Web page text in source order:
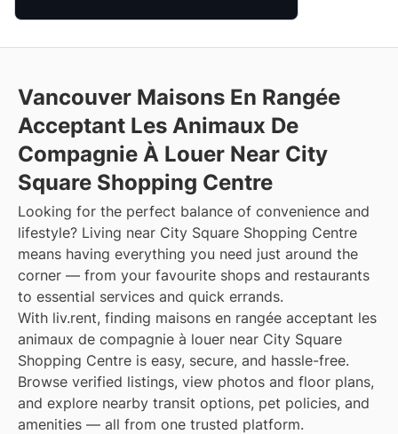
Vancouver Maisons En Rangée
Acceptant Les Animaux De
Compagnie À Louer Near City
Square Shopping Centre
Looking for the perfect balance of convenience and
lifestyle? Living near City Square Shopping Centre
means having everything you need just around the
corner — from your favourite shops and restaurants
to essential services and quick errands.
With liv.rent, finding maisons en rangée acceptant les
animaux de compagnie à louer near City Square
Shopping Centre is easy, secure, and hassle-free.
Browse verified listings, view photos and floor plans,
and explore nearby transit options, pet policies, and
amenities — all from one trusted platform.